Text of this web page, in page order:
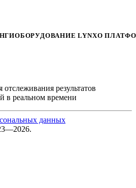
ОБОРУДОВАНИЕ LYNXО
результатов
в реальном времени
данных